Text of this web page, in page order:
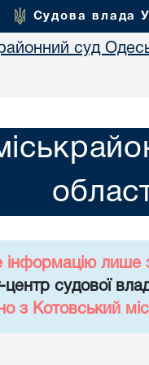
Судова влада
суд
інформацію лише
судової
з Котовський